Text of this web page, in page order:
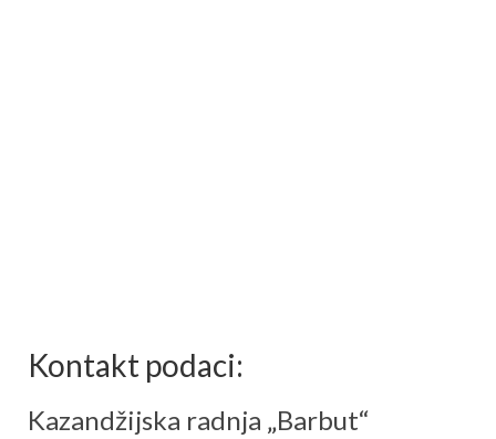
Kontakt podaci:
Kazandžijska radnja „Barbut“